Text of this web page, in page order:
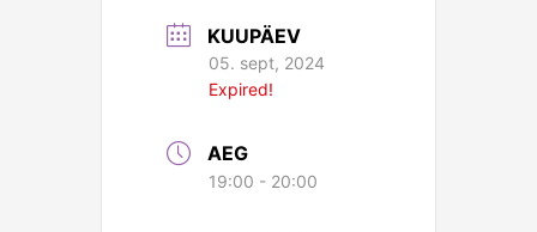
KUUPÄEV
05. sept, 2024
Expired!
AEG
19:00 - 20:00